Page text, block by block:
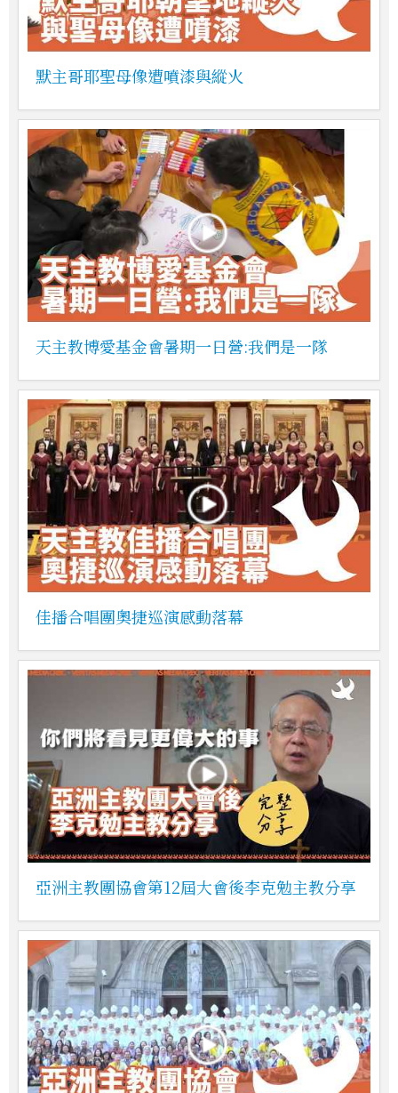
默主哥耶聖母像遭噴漆與縱火
天主教博愛基金會暑期一日營:我們是一隊
佳播合唱團奧捷巡演感動落幕
亞洲主教團協會第12屆大會後李克勉主教分享